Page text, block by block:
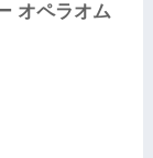
オペラオム